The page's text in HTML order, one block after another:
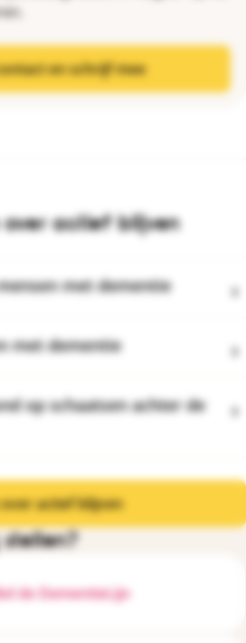
en schrijf mee
actief blijven
met dementie
met dementie
op schaatsen achter de
actief blijven
de DementieLijn